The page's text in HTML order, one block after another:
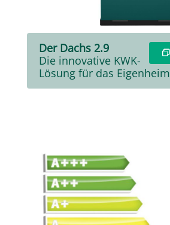
Der Dachs 2.9
Die innovative KWK-
Lösung für das Eigenheim